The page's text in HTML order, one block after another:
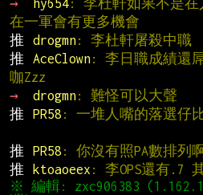
→
hy654: 李杜軒如果不是在
在一軍會有更多機會
推
drogmn: 李杜軒屠殺中職
推
AceClown: 李日職成績還
咖Zzz
→
drogmn: 難怪可以大聲
推
PR58 : 一堆人嘴的落選仔
推
PR58 : 你沒有照PA數排列啊
推
ktoaoeex : 李OPS還有.7
※ 編輯: zxc906383